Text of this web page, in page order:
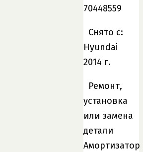
70448559
Снято с:
Hyundai
2014 г.
Ремонт,
установка
или замена
детали
Амортизатор